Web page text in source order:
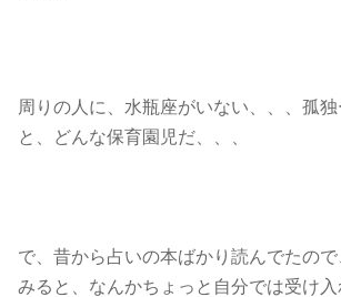
周りの人に、水瓶座がいない、、、孤
と、どんな保育園児だ、、、
で、昔から占いの本ばかり読んでたの
みると、なんかちょっと自分では受け